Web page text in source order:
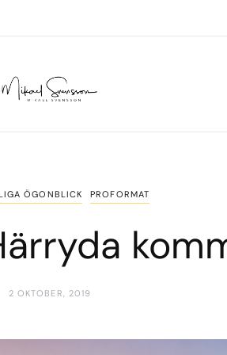
ÖGONBLICK PROFORMAT
2 OKTOBER, 2019